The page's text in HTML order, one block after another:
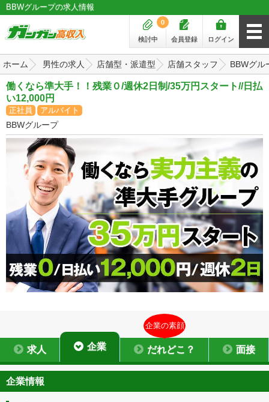
BBWグループの求人情報
ログイン
会員登録
検討中
0
ホーム 男性の求人 店舗型・派遣型 店舗スタッフ BBWグル
働くなら準大手！！残業０/週休2日制/35万円スタート//日払
い12,000円
正社員 アルバイト
BBWグループ
求人 企業
企業の素顔
だれどこ？ 面接
企業情報